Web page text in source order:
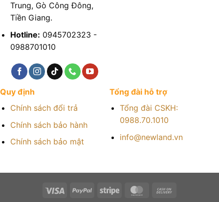
Trung, Gò Công Đông,
Tiền Giang.
Hotline: 0945702323 -
0988701010
Quy định
Chính sách đổi trả
Chính sách bảo hành
Chính sách bảo mật
Tổng đài hỗ trợ
Tổng đài CSKH:
0988.70.1010
info@newland.vn